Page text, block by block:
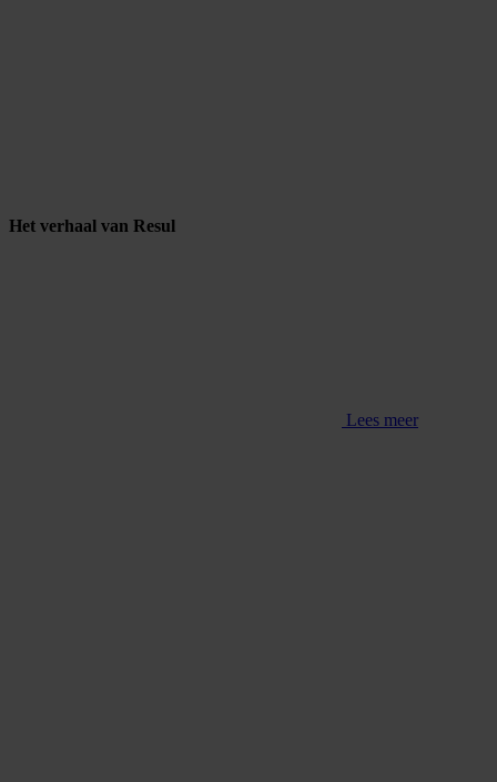
Het verhaal van Resul
Lees meer